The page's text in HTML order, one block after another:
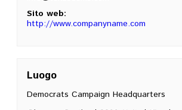
Sito web:
http://www.companyname.com
Luogo
Democrats Campaign Headquarters